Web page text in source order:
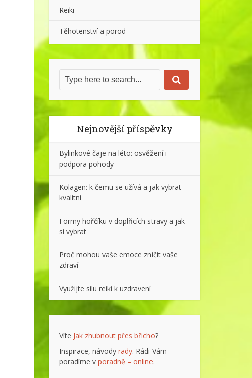
Reiki
Těhotenství a porod
Nejnovější příspěvky
Bylinkové čaje na léto: osvěžení i
podpora pohody
Kolagen: k čemu se užívá a jak vybrat
kvalitní
Formy hořčíku v doplňcích stravy a jak
si vybrat
Proč mohou vaše emoce zničit vaše
zdraví
Využijte sílu reiki k uzdravení
Víte Jak zhubnout přes břicho?
Inspirace, návody rady. Rádi Vám
poradíme v poradně – online.